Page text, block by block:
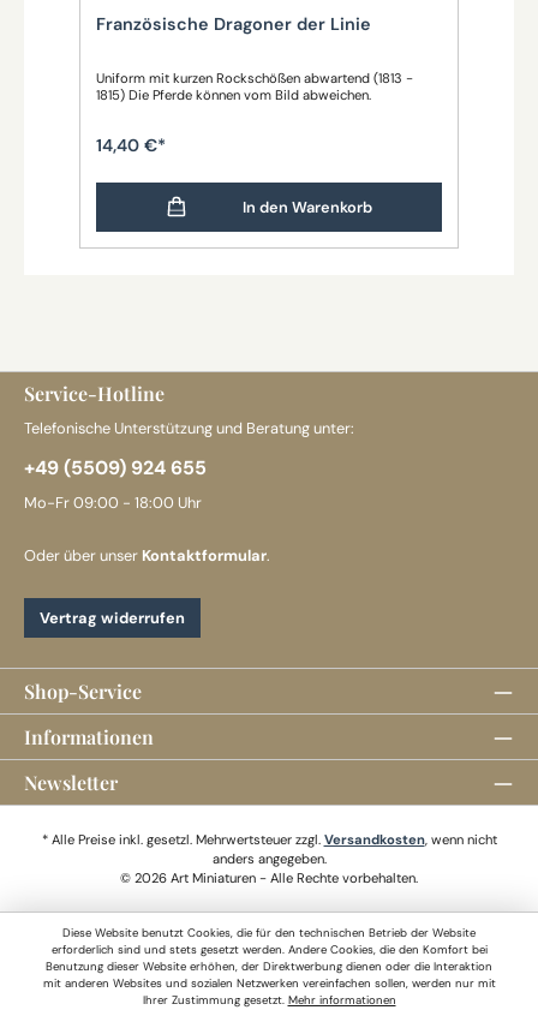
Französische Dragoner der Linie
Uniform mit kurzen Rockschößen abwartend (1813 -
1815) Die Pferde können vom Bild abweichen.
14,40 €*
In den Warenkorb
Service-Hotline
Telefonische Unterstützung und Beratung unter:
+49 (5509) 924 655
Mo-Fr 09:00 - 18:00 Uhr
Oder über unser Kontaktformular.
Vertrag widerrufen
Shop-Service
Informationen
Newsletter
* Alle Preise inkl. gesetzl. Mehrwertsteuer zzgl. Versandkosten, wenn nicht
anders angegeben.
© 2026 Art Miniaturen - Alle Rechte vorbehalten.
Diese Website benutzt Cookies, die für den technischen Betrieb der Website
erforderlich sind und stets gesetzt werden. Andere Cookies, die den Komfort bei
Benutzung dieser Website erhöhen, der Direktwerbung dienen oder die Interaktion
mit anderen Websites und sozialen Netzwerken vereinfachen sollen, werden nur mit
Ihrer Zustimmung gesetzt. Mehr informationen